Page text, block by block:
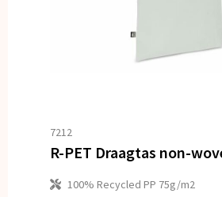
7212
100% Recycled PP 75g/m2